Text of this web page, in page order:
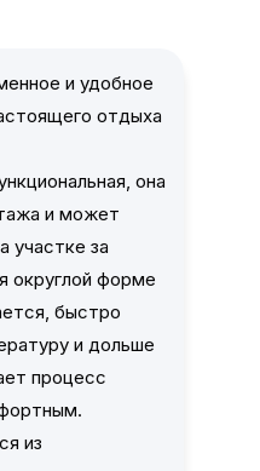
и удобное
отдыха
она
и может
участке за
округлой форме
быстро
и дольше
процесс
из